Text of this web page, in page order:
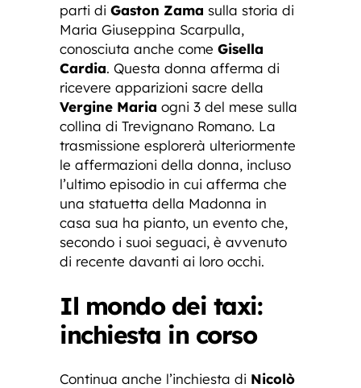
parti di Gaston Zama sulla storia di
Maria Giuseppina Scarpulla,
conosciuta anche come Gisella
Cardia. Questa donna afferma di
ricevere apparizioni sacre della
Vergine Maria ogni 3 del mese sulla
collina di Trevignano Romano. La
trasmissione esplorerà ulteriormente
le affermazioni della donna, incluso
l’ultimo episodio in cui afferma che
una statuetta della Madonna in
casa sua ha pianto, un evento che,
secondo i suoi seguaci, è avvenuto
di recente davanti ai loro occhi.
Il mondo dei taxi:
inchiesta in corso
Continua anche l’inchiesta di Nicolò